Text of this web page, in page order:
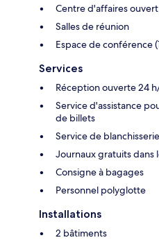
Centre d'affaires
Salles de réunion
Espace de conférence
Services
Réception ouverte 24
Service d'assistance
de billets
Service de blanchisserie
Journaux gratuits dans
Consigne à bagages
Personnel polyglotte
Installations
2 bâtiments